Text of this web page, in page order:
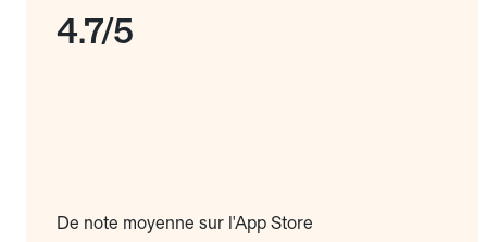
4.7/5
De note moyenne sur l'App Store